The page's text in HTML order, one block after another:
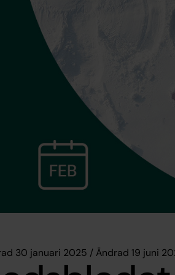
30 januari 2025 / Ändrad 19 juni